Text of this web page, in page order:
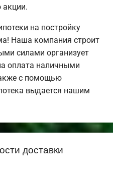
на постройку
Наша компания строит
силами организует
оплата наличными
с помощью
выдается нашим
доставки